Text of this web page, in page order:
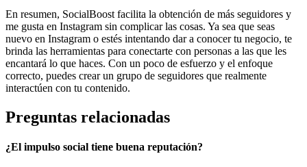
En resumen, SocialBoost facilita la obtención de más seguidores y
me gusta en Instagram sin complicar las cosas. Ya sea que seas
nuevo en Instagram o estés intentando dar a conocer tu negocio, te
brinda las herramientas para conectarte con personas a las que les
encantará lo que haces. Con un poco de esfuerzo y el enfoque
correcto, puedes crear un grupo de seguidores que realmente
interactúen con tu contenido.
Preguntas relacionadas
¿El impulso social tiene buena reputación?